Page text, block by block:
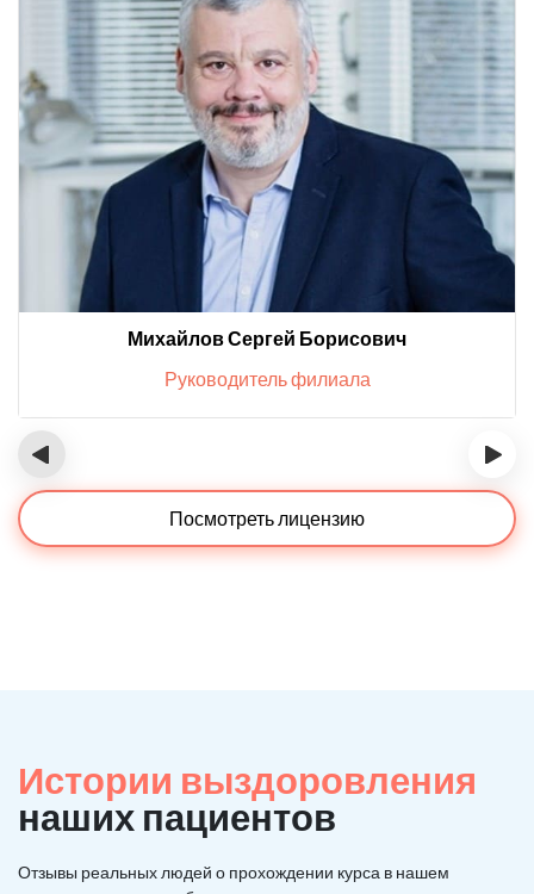
Михайлов Сергей Борисович
Руководитель филиала
‹ ›
Посмотреть лицензию
Истории выздоровления
наших пациентов
Отзывы реальных людей о прохождении курса в нашем